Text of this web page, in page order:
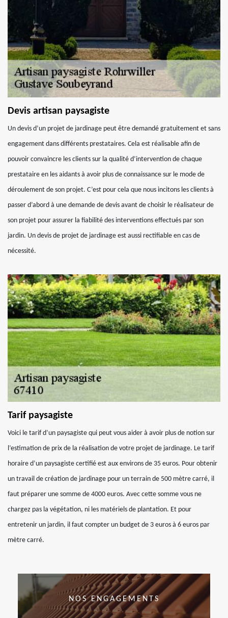
Devis artisan paysagiste
Un devis d’un projet de jardinage peut être demandé gratuitement et sans
engagement dans différents prestataires. Cela est réalisable afin de
pouvoir convaincre les clients sur la qualité d’intervention de chaque
prestataire en les aidants à avoir plus de connaissance sur le mode de
déroulement de son projet. C’est pour cela que nous incitons les clients à
passer d’abord à une demande de devis avant de choisir le réalisateur de
son projet pour assurer la fiabilité des interventions effectués par son
jardin. Un devis de projet de jardinage est aussi rectifiable en cas de
nécessité.
Tarif paysagiste
Voici le tarif d’un paysagiste qui peut vous aider à avoir plus de notion sur
l’estimation de prix de la réalisation de votre projet de jardinage. Le tarif
horaire d’un paysagiste certifié est aux environs de 35 euros. Pour obtenir
un travail de création de jardinage pour un terrain de 500 mètre carré, il
faut préparer une somme de 4000 euros. Avec cette somme vous ne
chargez pas la végétation, ni les matériels de plantation. Et pour
entretenir un jardin, il faut compter un budget de 3 euros à 6 euros par
mètre carré.
NOS ENGAGEMENTS